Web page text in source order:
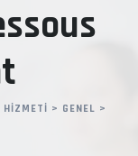
HIZMETI > GENEL >